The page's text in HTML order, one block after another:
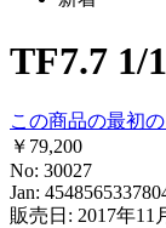
TF7.7 1/
この商品の最初
￥79,200
No: 30027
Jan:
販売日: 2017年11